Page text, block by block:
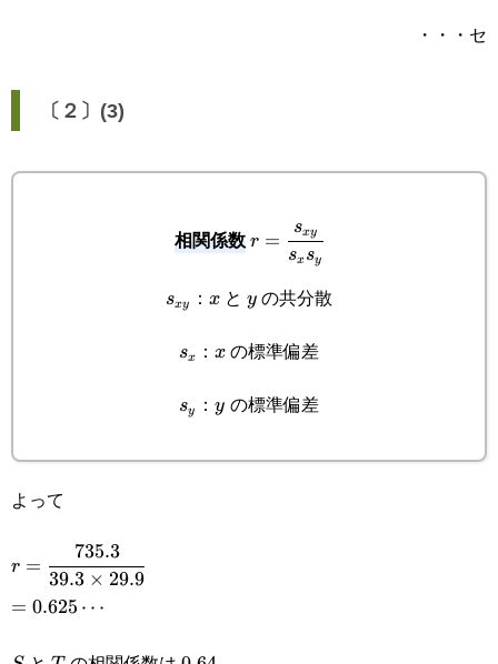
・・・セ
〔２〕(3)
相関係数
r=\cfrac{s_{xy}}
{s_xs_y}
r =
sxsy
sxy
sxy ： xと y の共分散
sx ： x の標準偏差
sy ：y の標準偏差
よって
r=\cfrac{735.3}
{39.3\times29.9}
r =
39.3 × 29.9
735.3
=0.625\cdots
= 0.625 ⋯